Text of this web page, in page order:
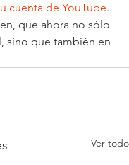
cuenta de YouTube.
que ahora no sólo
sino que también en
Ver todo